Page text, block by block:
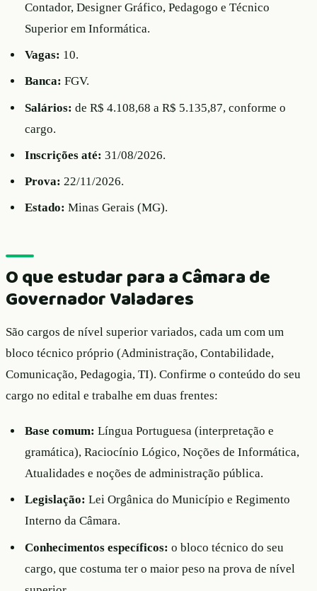
Contador, Designer Gráfico, Pedagogo e Técnico
Superior em Informática.
Vagas: 10.
Banca: FGV.
Salários: de R$ 4.108,68 a R$ 5.135,87, conforme o
cargo.
Inscrições até: 31/08/2026.
Prova: 22/11/2026.
Estado: Minas Gerais (MG).
O que estudar para a Câmara de
Governador Valadares
São cargos de nível superior variados, cada um com um
bloco técnico próprio (Administração, Contabilidade,
Comunicação, Pedagogia, TI). Confirme o conteúdo do seu
cargo no edital e trabalhe em duas frentes:
Base comum: Língua Portuguesa (interpretação e
gramática), Raciocínio Lógico, Noções de Informática,
Atualidades e noções de administração pública.
Legislação: Lei Orgânica do Município e Regimento
Interno da Câmara.
Conhecimentos específicos: o bloco técnico do seu
cargo, que costuma ter o maior peso na prova de nível